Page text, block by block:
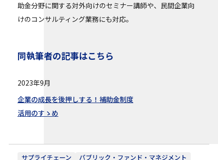
サプライチェーン パブリック・ファンド・マネジメント
助金分野に関する対外向けのセミナー講師や、民間企業向
けのコンサルティング業務にも対応。
同執筆者の記事はこちら
2023年9月
企業の成長を後押しする！補助金制度
活用のすゝめ